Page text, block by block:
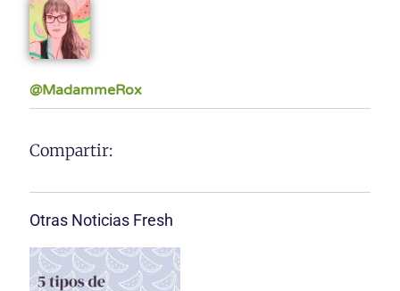
@MadammeRox
Compartir:
Otras Noticias Fresh